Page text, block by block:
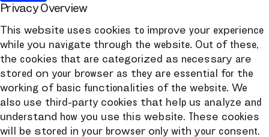
Privacy Overview
This website uses cookies to improve your experience
while you navigate through the website. Out of these,
the cookies that are categorized as necessary are
stored on your browser as they are essential for the
working of basic functionalities of the website. We
also use third-party cookies that help us analyze and
understand how you use this website. These cookies
will be stored in your browser only with your consent.